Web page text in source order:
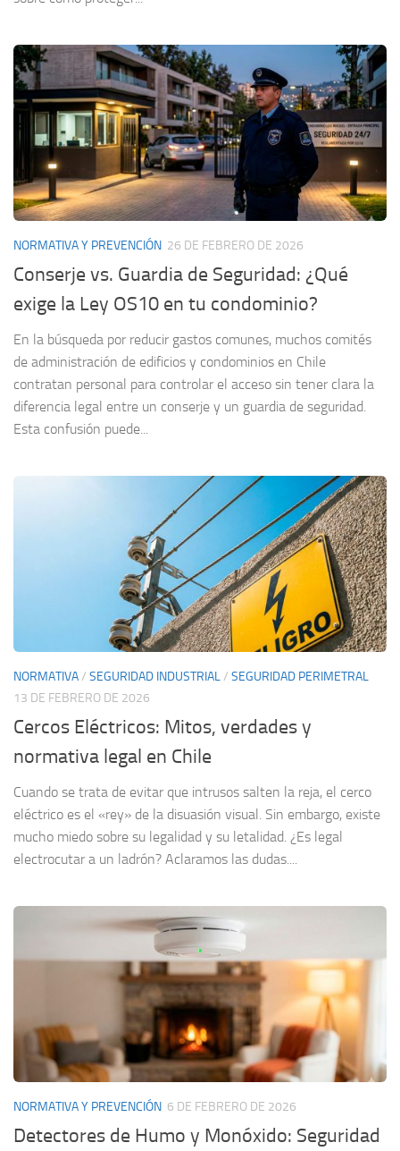
NORMATIVA Y PREVENCIÓN 26 DE FEBRERO DE 2026
Conserje vs. Guardia de Seguridad: ¿Qué
exige la Ley OS10 en tu condominio?
En la búsqueda por reducir gastos comunes, muchos comités
de administración de edificios y condominios en Chile
contratan personal para controlar el acceso sin tener clara la
diferencia legal entre un conserje y un guardia de seguridad.
Esta confusión puede...
NORMATIVA/ SEGURIDAD INDUSTRIAL/ SEGURIDAD PERIMETRAL
13 DE FEBRERO DE 2026
Cercos Eléctricos: Mitos, verdades y
normativa legal en Chile
Cuando se trata de evitar que intrusos salten la reja, el cerco
eléctrico es el «rey» de la disuasión visual. Sin embargo, existe
mucho miedo sobre su legalidad y su letalidad. ¿Es legal
electrocutar a un ladrón? Aclaramos las dudas....
NORMATIVA Y PREVENCIÓN 6 DE FEBRERO DE 2026
Detectores de Humo y Monóxido: Seguridad